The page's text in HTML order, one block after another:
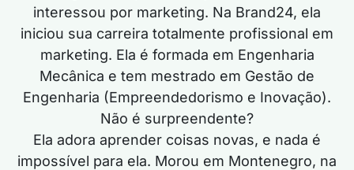
interessou por marketing. Na Brand24, ela
iniciou sua carreira totalmente profissional em
marketing. Ela é formada em Engenharia
Mecânica e tem mestrado em Gestão de
Engenharia (Empreendedorismo e Inovação).
Não é surpreendente?
Ela adora aprender coisas novas, e nada é
impossível para ela. Morou em Montenegro, na